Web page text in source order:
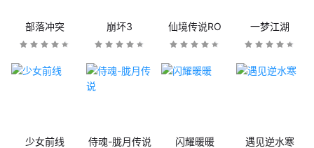
部落冲突 崩坏3 仙境传说RO 一梦江湖
少女前线 侍魂-胧月传说 闪耀暖暖 遇见逆水寒